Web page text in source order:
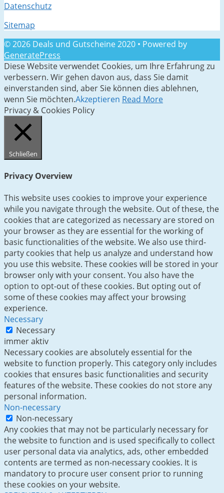
Datenschutz
Sitemap
© 2026 Deals und Gutscheine 2020 • Powered by
GeneratePress
Diese Website verwendet Cookies, um Ihre Erfahrung zu
verbessern. Wir gehen davon aus, dass Sie damit
einverstanden sind, aber Sie können dies ablehnen,
wenn Sie möchten.Akzeptieren Read More
Privacy & Cookies Policy
Schließen
Privacy Overview
This website uses cookies to improve your experience
while you navigate through the website. Out of these, the
cookies that are categorized as necessary are stored on
your browser as they are essential for the working of
basic functionalities of the website. We also use third-
party cookies that help us analyze and understand how
you use this website. These cookies will be stored in your
browser only with your consent. You also have the
option to opt-out of these cookies. But opting out of
some of these cookies may affect your browsing
experience.
Necessary
Necessary
immer aktiv
Necessary cookies are absolutely essential for the
website to function properly. This category only includes
cookies that ensures basic functionalities and security
features of the website. These cookies do not store any
personal information.
Non-necessary
Non-necessary
Any cookies that may not be particularly necessary for
the website to function and is used specifically to collect
user personal data via analytics, ads, other embedded
contents are termed as non-necessary cookies. It is
mandatory to procure user consent prior to running
these cookies on your website.